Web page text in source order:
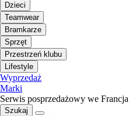
Dzieci
Teamwear
Bramkarze
Sprzęt
Przestrzeń klubu
Lifestyle
Wyprzedaż
Marki
Serwis posprzedażowy we Francja
Szukaj